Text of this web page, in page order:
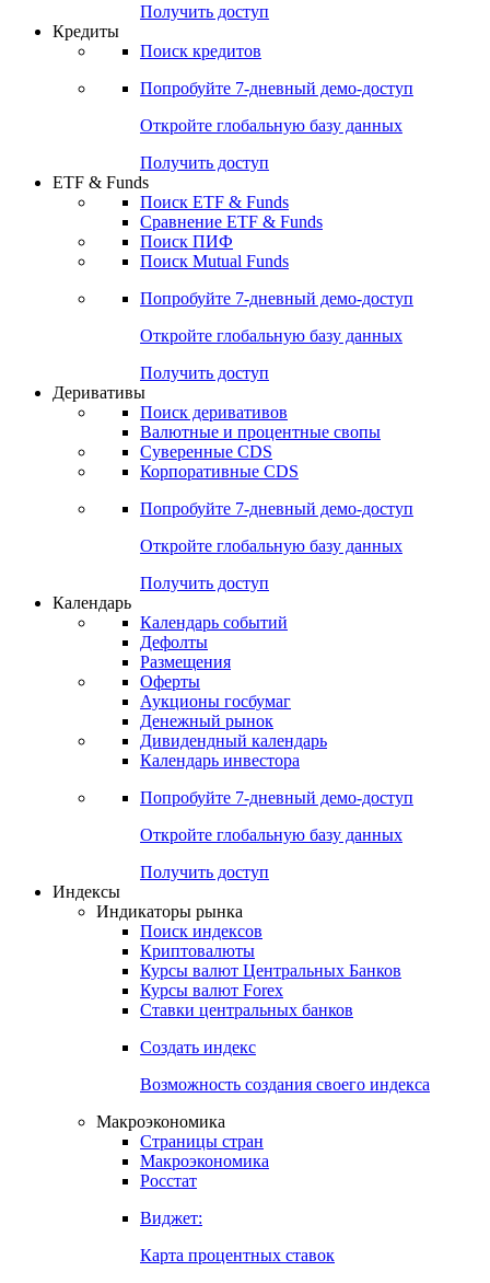
Получить доступ
Кредиты
Поиск кредитов
Попробуйте 7-дневный демо-доступ
Откройте глобальную базу данных
Получить доступ
ETF & Funds
Поиск ETF & Funds
Сравнение ETF & Funds
Поиск ПИФ
Поиск Mutual Funds
Попробуйте 7-дневный демо-доступ
Откройте глобальную базу данных
Получить доступ
Деривативы
Поиск деривативов
Валютные и процентные свопы
Суверенные CDS
Корпоративные CDS
Попробуйте 7-дневный демо-доступ
Откройте глобальную базу данных
Получить доступ
Календарь
Календарь событий
Дефолты
Размещения
Оферты
Аукционы госбумаг
Денежный рынок
Дивидендный календарь
Календарь инвестора
Попробуйте 7-дневный демо-доступ
Откройте глобальную базу данных
Получить доступ
Индексы
Индикаторы рынка
Поиск индексов
Криптовалюты
Курсы валют Центральных Банков
Курсы валют Forex
Ставки центральных банков
Создать индекс
Возможность создания своего индекса
Макроэкономика
Страницы стран
Макроэкономика
Росстат
Виджет:
Карта процентных ставок